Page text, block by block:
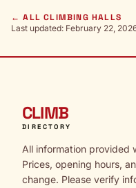
← ALL CLIMBING HALLS
Last updated: February 22,
CLIMB
DIRECTORY
All information provided
Prices, opening hours,
change. Please verify